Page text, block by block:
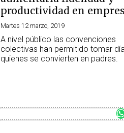
productividad en
Martes 12 marzo, 2019
A nivel público las convenciones
colectivas han permitido tomar
quienes se convierten en padres.